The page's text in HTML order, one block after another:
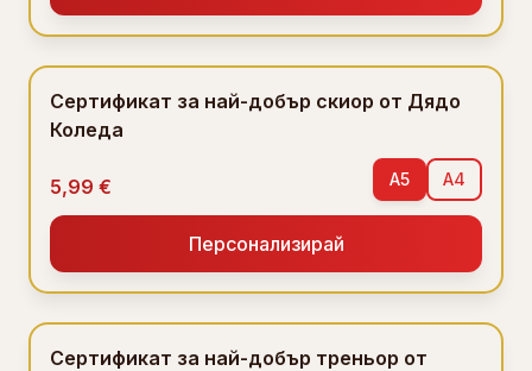
Сертификат за най-добър скиор от Дядо
Коледа
5,99 € A5 A4
Персонализирай
Сертификат за най-добър треньор от